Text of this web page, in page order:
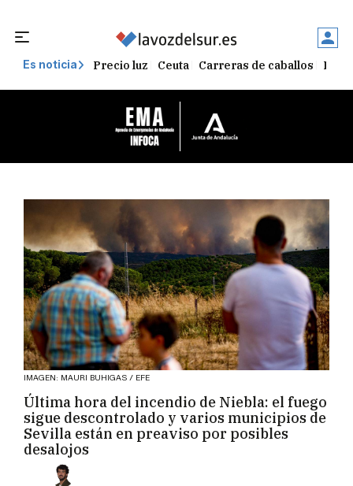
Es noticia Precio luz Ceuta Carreras de caballos
IMAGEN: MAURI BUHIGAS / EFE
Última hora del incendio de Niebla: el fuego
sigue descontrolado y varios municipios de
Sevilla están en preaviso por posibles
desalojos